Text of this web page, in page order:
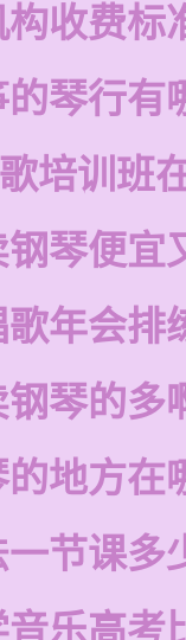
收费标
琴行有
培训班
琴便宜
年会排
琴的多
地方在
节课多
乐高考